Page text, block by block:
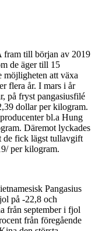
till början av 2019
de äger till 15
möjligheten att växa
flera år. I mars i år
på fryst pangasiusfilé
dollar per kilogram.
bl.a Hung
Däremot lyckades
de fick lägst tullavgift
per kilogram.
Pangasius
på -22,8 och
från september i fjol
från föregående